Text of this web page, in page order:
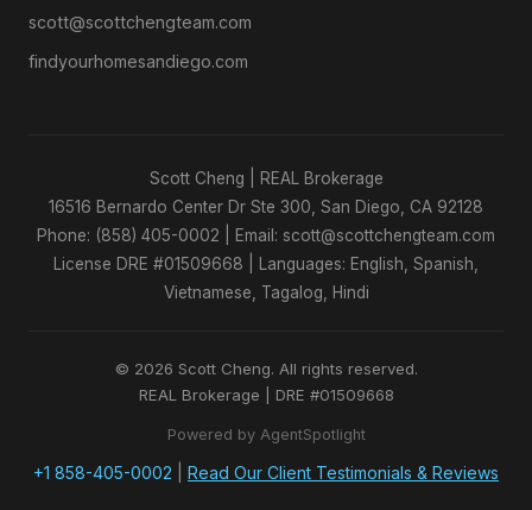
scott@scottchengteam.com
findyourhomesandiego.com
Scott Cheng | REAL Brokerage
16516 Bernardo Center Dr Ste 300, San Diego, CA 92128
Phone: (858) 405-0002 | Email: scott@scottchengteam.com
License DRE #01509668 | Languages: English, Spanish,
Vietnamese, Tagalog, Hindi
© 2026 Scott Cheng. All rights reserved.
REAL Brokerage | DRE #01509668
Powered by AgentSpotlight
+1 858-405-0002 Read Our Client Testimonials & Reviews